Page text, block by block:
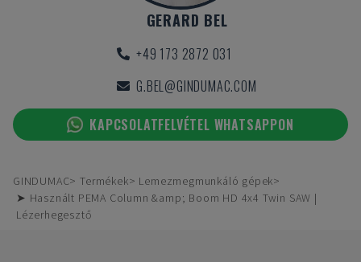
GERARD BEL
+49 173 2872 031
G.BEL@GINDUMAC.COM
KAPCSOLATFELVÉTEL WHATSAPPON
GINDUMAC Termékek
Lemezmegmunkáló gépek
➤ Használt PEMA Column &amp; Boom HD 4x4 Twin SAW |
Lézerhegesztő